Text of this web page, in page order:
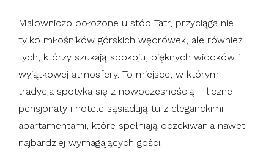
Malowniczo położone u stóp Tatr, przyciąga nie
tylko miłośników górskich wędrówek, ale również
tych, którzy szukają spokoju, pięknych widoków i
wyjątkowej atmosfery. To miejsce, w którym
tradycja spotyka się z nowoczesnością – liczne
pensjonaty i hotele sąsiadują tu z eleganckimi
apartamentami, które spełniają oczekiwania nawet
najbardziej wymagających gości.